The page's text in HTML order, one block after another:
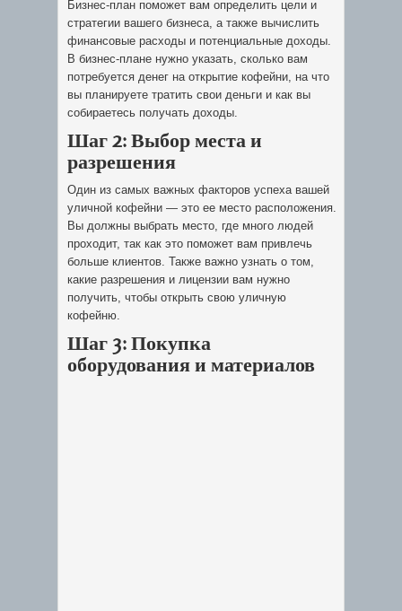
Бизнес-план поможет вам определить цели и
стратегии вашего бизнеса, а также вычислить
финансовые расходы и потенциальные доходы.
В бизнес-плане нужно указать, сколько вам
потребуется денег на открытие кофейни, на что
вы планируете тратить свои деньги и как вы
собираетесь получать доходы.
Шаг 2: Выбор места и
разрешения
Один из самых важных факторов успеха вашей
уличной кофейни — это ее место расположения.
Вы должны выбрать место, где много людей
проходит, так как это поможет вам привлечь
больше клиентов. Также важно узнать о том,
какие разрешения и лицензии вам нужно
получить, чтобы открыть свою уличную
кофейню.
Шаг 3: Покупка
оборудования и материалов